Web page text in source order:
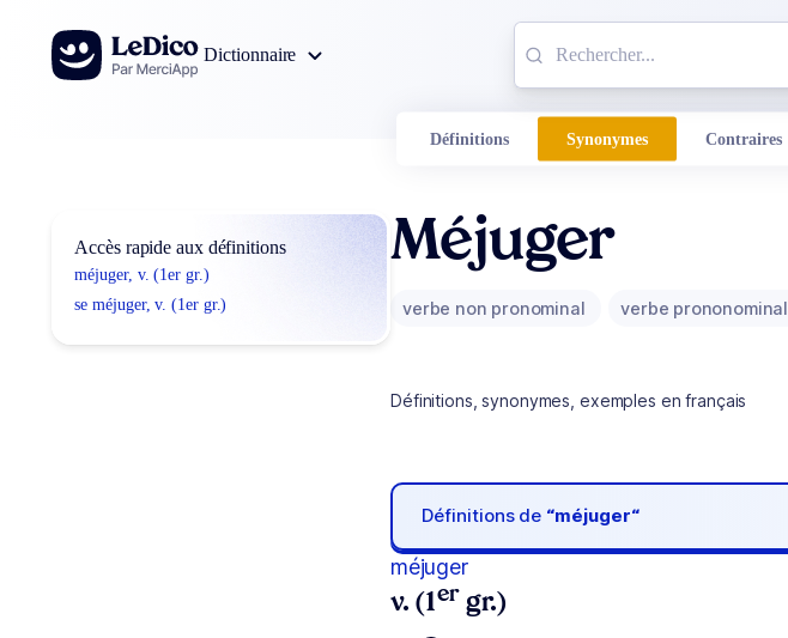
Aller au contenu
Dictionnaire
Définitions Synonymes Contraires
Accès rapide aux définitions
méjuger, v. (1er gr.)
se méjuger, v. (1er gr.)
Méjuger
verbe non pronominal verbe prononominal
Définitions, synonymes, exemples en français
Définitions de “méjuger“
méjuger
v. (1er gr.)